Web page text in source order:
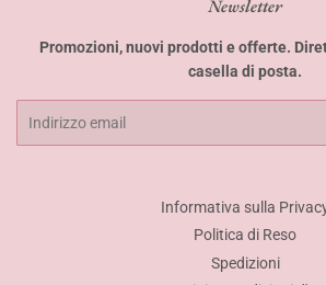
Newsletter
Promozioni, nuovi prodotti e offerte.
casella di posta.
Informativa sulla
Politica di Reso
Spedizioni